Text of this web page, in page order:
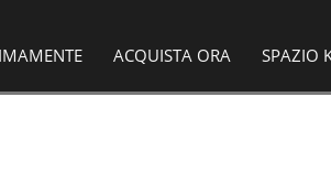
ACQUISTA ORA SPAZIO